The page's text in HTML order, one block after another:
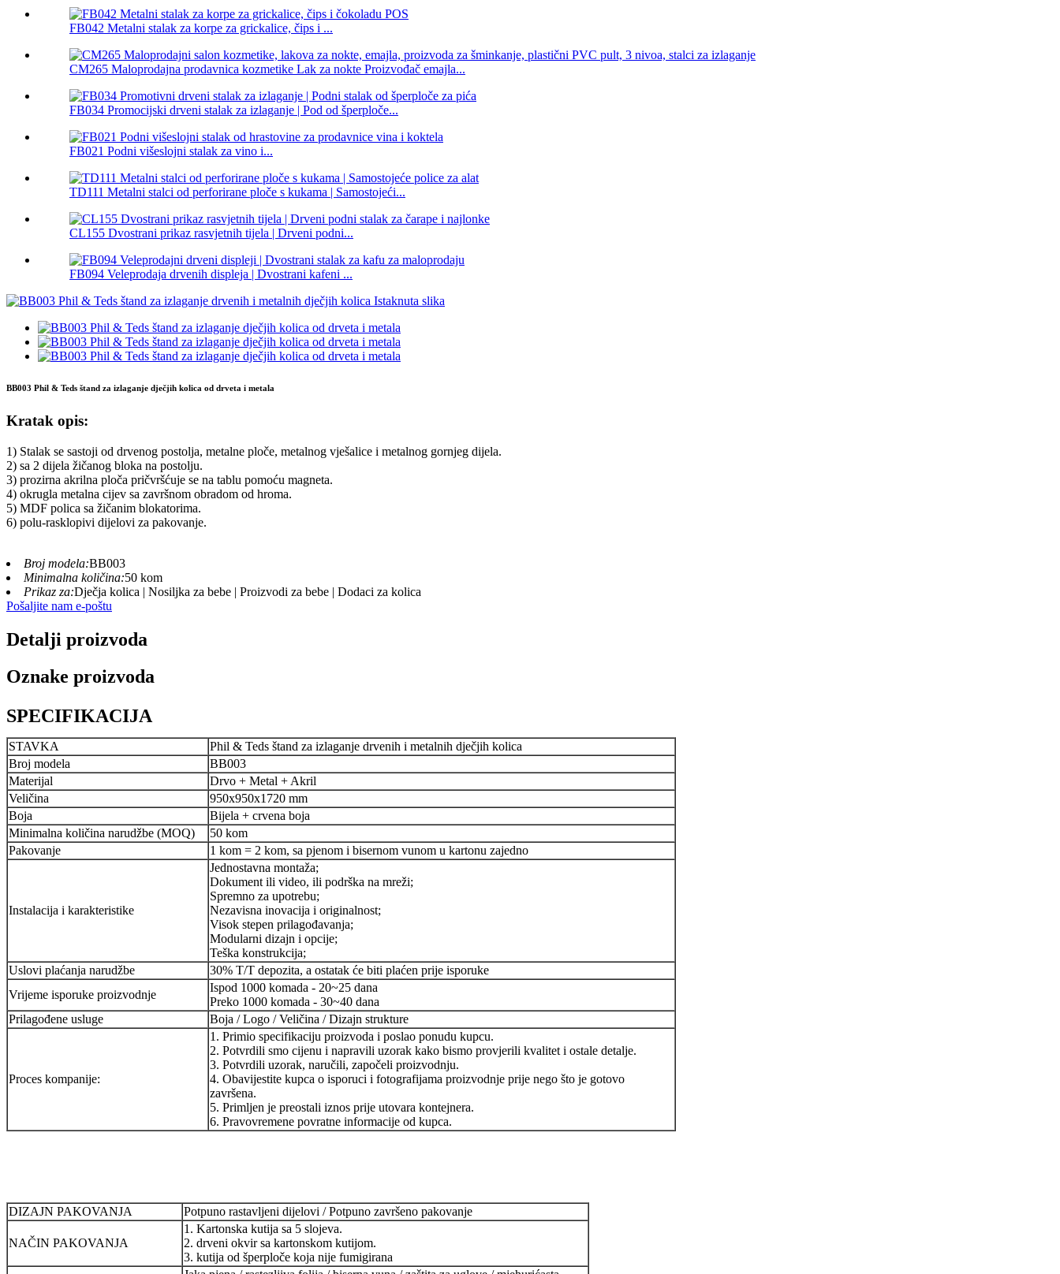
FB042 Metalni stalak za korpe za grickalice, čips i ...
CM265 Maloprodajna prodavnica kozmetike Lak za nokte Proizvođač emajla...
FB034 Promocijski drveni stalak za izlaganje | Pod od šperploče...
FB021 Podni višeslojni stalak za vino i...
TD111 Metalni stalci od perforirane ploče s kukama | Samostojeći...
CL155 Dvostrani prikaz rasvjetnih tijela | Drveni podni...
FB094 Veleprodaja drvenih displeja | Dvostrani kafeni ...
BB003 Phil & Teds štand za izlaganje dječjih kolica od drveta i metala
Kratak opis:
1) Stalak se sastoji od drvenog postolja, metalne ploče, metalnog vješalice i metalnog gornjeg dijela.
2) sa 2 dijela žičanog bloka na postolju.
3) prozirna akrilna ploča pričvršćuje se na tablu pomoću magneta.
4) okrugla metalna cijev sa završnom obradom od hroma.
5) MDF polica sa žičanim blokatorima.
6) polu-rasklopivi dijelovi za pakovanje.
Broj modela:BB003
Minimalna količina:50 kom
Prikaz za:Dječja kolica | Nosiljka za bebe | Proizvodi za bebe | Dodaci za kolica
Pošaljite nam e-poštu
Detalji proizvoda
Oznake proizvoda
SPECIFIKACIJA
STAVKA
Phil & Teds štand za izlaganje drvenih i metalnih dječjih kolica
Broj modela
BB003
Materijal
Drvo + Metal + Akril
Veličina
950x950x1720 mm
Boja
Bijela + crvena boja
Minimalna količina narudžbe (MOQ)
50 kom
Pakovanje
1 kom = 2 kom, sa pjenom i bisernom vunom u kartonu zajedno
Instalacija i karakteristike
Jednostavna montaža;
Dokument ili video, ili podrška na mreži;
Spremno za upotrebu;
Nezavisna inovacija i originalnost;
Visok stepen prilagođavanja;
Modularni dizajn i opcije;
Teška konstrukcija;
Uslovi plaćanja narudžbe
30% T/T depozita, a ostatak će biti plaćen prije isporuke
Vrijeme isporuke proizvodnje
Ispod 1000 komada - 20~25 dana
Preko 1000 komada - 30~40 dana
Prilagođene usluge
Boja / Logo / Veličina / Dizajn strukture
Proces kompanije:
1. Primio specifikaciju proizvoda i poslao ponudu kupcu.
2. Potvrdili smo cijenu i napravili uzorak kako bismo provjerili kvalitet i ostale detalje.
3. Potvrdili uzorak, naručili, započeli proizvodnju.
4. Obavijestite kupca o isporuci i fotografijama proizvodnje prije nego što je gotovo
završena.
5. Primljen je preostali iznos prije utovara kontejnera.
6. Pravovremene povratne informacije od kupca.
DIZAJN PAKOVANJA Potpuno rastavljeni dijelovi / Potpuno završeno pakovanje
NAČIN PAKOVANJA
1. Kartonska kutija sa 5 slojeva.
2. drveni okvir sa kartonskom kutijom.
3. kutija od šperploče koja nije fumigirana